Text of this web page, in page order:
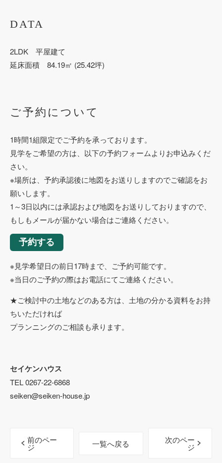
DATA
2LDK 平屋建て
延床面積 84.19㎡ (25.42坪)
ご予約について
1時間1組限定でご予約を承っております。
見学をご希望の方は、以下の予約フォームよりお申込みくだ
さい。
※場所は、予約承認後に地図をお送りしますのでご確認をお
願いします。
1～3日以内には承認および地図をお送りしておりますので、
もしもメールが届かない場合はご連絡ください。
予約する
※見学希望日の前日17時まで、ご予約可能です。
※当日のご予約の際はお電話にてご連絡ください。
★ご検討中の土地などのある方は、土地の分かる資料をお持
ちいただければ
プランニングのご相談も承ります。
セイケンハウス
TEL 0267-22-6868
seiken@seiken-house.jp
前のペー
ジ 一覧へ戻る 次のペー
ジ